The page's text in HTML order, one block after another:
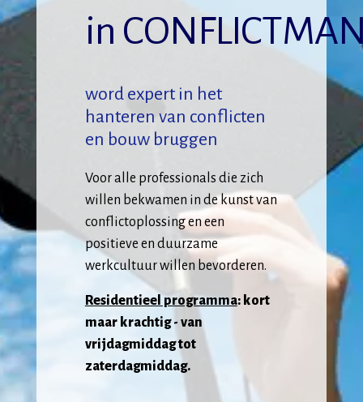
in
word expert in het
hanteren van conflicten
en bouw bruggen
Voor alle professionals die zich
willen bekwamen in de kunst van
conflictoplossing en een
positieve en duurzame
werkcultuur willen bevorderen.
Residentieel programma: kort
maar krachtig - van
vrijdagmiddag tot
zaterdagmiddag.